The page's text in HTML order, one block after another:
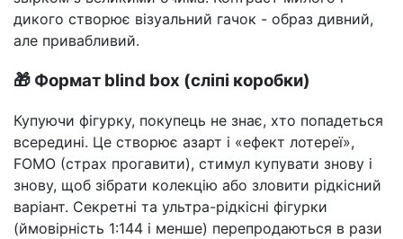
дикого створює візуальний гачок - образ дивний,
але привабливий.
🎁 Формат blind box (сліпі коробки)
Купуючи фігурку, покупець не знає, хто попадеться
всередині. Це створює азарт і «ефект лотереї»,
FOMO (страх прогавити), стимул купувати знову і
знову, щоб зібрати колекцію або зловити рідкісний
варіант. Секретні та ультра-рідкісні фігурки
(ймовірність 1:144 і менше) перепродаються в рази